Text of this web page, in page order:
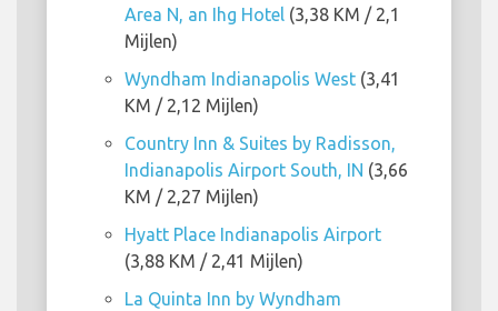
Area N, an Ihg Hotel (3,38 KM / 2,1
Mijlen)
Wyndham Indianapolis West (3,41
KM / 2,12 Mijlen)
Country Inn & Suites by Radisson,
Indianapolis Airport South, IN (3,66
KM / 2,27 Mijlen)
Hyatt Place Indianapolis Airport
(3,88 KM / 2,41 Mijlen)
La Quinta Inn by Wyndham